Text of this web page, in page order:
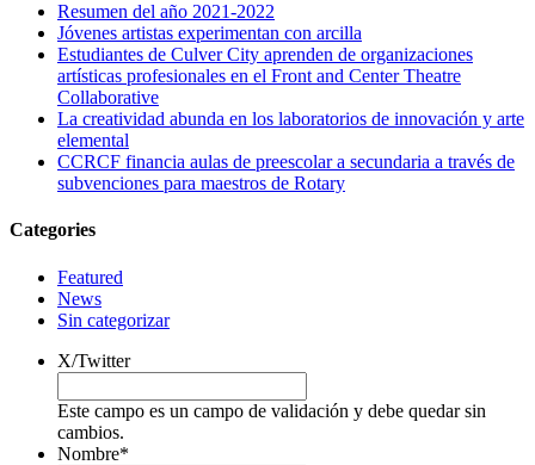
Resumen del año 2021-2022
Jóvenes artistas experimentan con arcilla
Estudiantes de Culver City aprenden de organizaciones
artísticas profesionales en el Front and Center Theatre
Collaborative
La creatividad abunda en los laboratorios de innovación y arte
elemental
CCRCF financia aulas de preescolar a secundaria a través de
subvenciones para maestros de Rotary
Categories
Featured
News
Sin categorizar
X/Twitter
Este campo es un campo de validación y debe quedar sin
cambios.
Nombre*